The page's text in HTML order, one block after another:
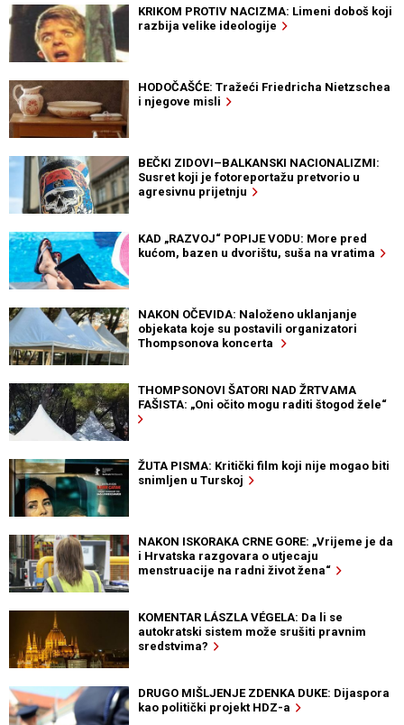
KRIKOM PROTIV NACIZMA: Limeni doboš koji
razbija velike ideologije
HODOČAŠĆE: Tražeći Friedricha Nietzschea
i njegove misli
BEČKI ZIDOVI–BALKANSKI NACIONALIZMI:
Susret koji je fotoreportažu pretvorio u
agresivnu prijetnju
KAD „RAZVOJ“ POPIJE VODU: More pred
kućom, bazen u dvorištu, suša na vratima
NAKON OČEVIDA: Naloženo uklanjanje
objekata koje su postavili organizatori
Thompsonova koncerta
THOMPSONOVI ŠATORI NAD ŽRTVAMA
FAŠISTA: „Oni očito mogu raditi štogod žele“
ŽUTA PISMA: Kritički film koji nije mogao biti
snimljen u Turskoj
NAKON ISKORAKA CRNE GORE: „Vrijeme je da
i Hrvatska razgovara o utjecaju
menstruacije na radni život žena“
KOMENTAR LÁSZLA VÉGELA: Da li se
autokratski sistem može srušiti pravnim
sredstvima?
DRUGO MIŠLJENJE ZDENKA DUKE: Dijaspora
kao politički projekt HDZ-a